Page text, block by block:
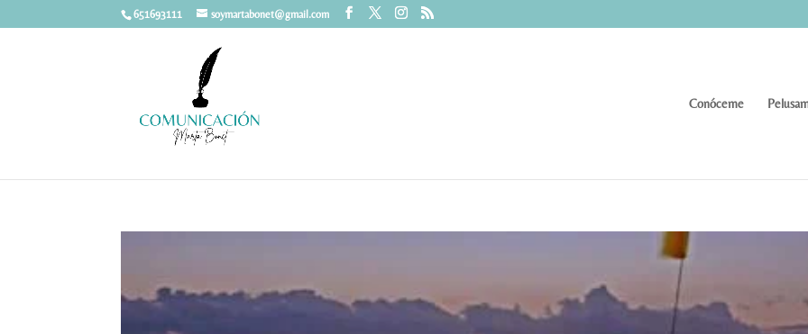
651693111 soymartabonet@gmail.com
Conóceme